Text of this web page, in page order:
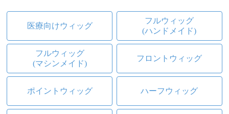
医療向けウィッグ
フルウィッグ
(ハンドメイド)
フルウィッグ
(マシンメイド)
フロントウィッグ
ポイントウィッグ ハーフウィッグ